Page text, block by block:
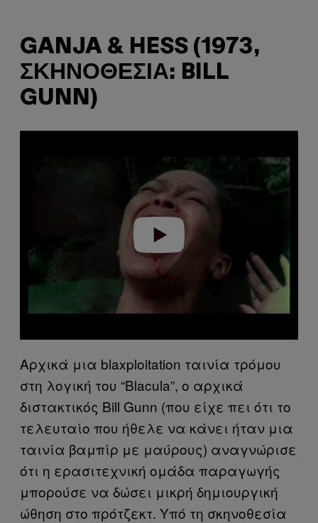
GANJA & HESS (1973,
ΣΚΗΝΟΘΕΣΊΑ: BILL
GUNN)
Αρχικά μια blaxploitation ταινία τρόμου
στη λογική του “Blacula”, ο αρχικά
διστακτικός Bill Gunn (που είχε πει ότι το
τελευταίο που ήθελε να κάνει ήταν μια
ταινία βαμπίρ με μαύρους) αναγνώρισε
ότι η ερασιτεχνική ομάδα παραγωγής
μπορούσε να δώσει μικρή δημιουργική
ώθηση στο πρότζεκτ. Υπό τη σκηνοθεσία